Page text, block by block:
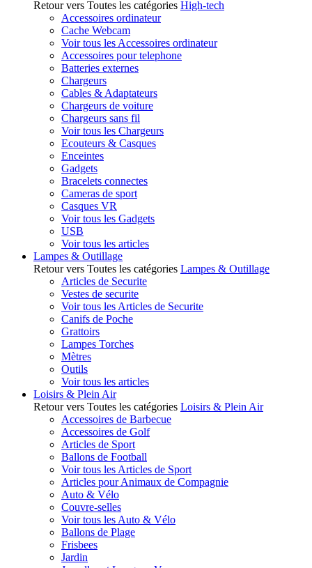
Retour vers Toutes les catégories High-tech
Accessoires ordinateur
Cache Webcam
Voir tous les Accessoires ordinateur
Accessoires pour telephone
Batteries externes
Chargeurs
Cables & Adaptateurs
Chargeurs de voiture
Chargeurs sans fil
Voir tous les Chargeurs
Ecouteurs & Casques
Enceintes
Gadgets
Bracelets connectes
Cameras de sport
Casques VR
Voir tous les Gadgets
USB
Voir tous les articles
Lampes & Outillage
Retour vers Toutes les catégories Lampes & Outillage
Articles de Securite
Vestes de securite
Voir tous les Articles de Securite
Canifs de Poche
Grattoirs
Lampes Torches
Mètres
Outils
Voir tous les articles
Loisirs & Plein Air
Retour vers Toutes les catégories Loisirs & Plein Air
Accessoires de Barbecue
Accessoires de Golf
Articles de Sport
Ballons de Football
Voir tous les Articles de Sport
Articles pour Animaux de Compagnie
Auto & Vélo
Couvre-selles
Voir tous les Auto & Vélo
Ballons de Plage
Frisbees
Jardin